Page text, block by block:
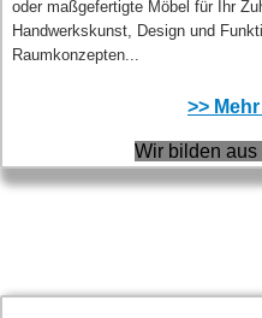
oder maßgefertigte Möbel für Ihr
Handwerkskunst, Design und
Raumkonzepten...
>>
Wir bilden aus